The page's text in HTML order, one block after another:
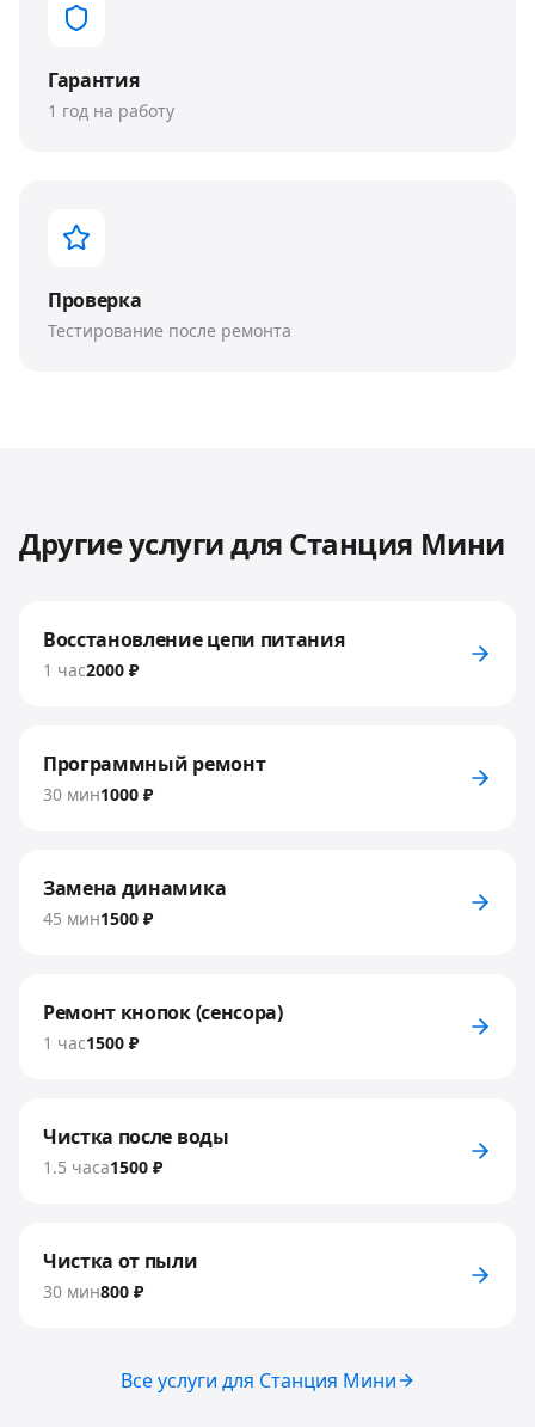
Гарантия
1 год на работу
Проверка
Тестирование после ремонта
Другие услуги для Станция Мини
Восстановление цепи питания
1 час2000 ₽
Программный ремонт
30 мин1000 ₽
Замена динамика
45 мин1500 ₽
Ремонт кнопок (сенсора)
1 час1500 ₽
Чистка после воды
1.5 часа1500 ₽
Чистка от пыли
30 мин800 ₽
Все услуги для Станция Мини